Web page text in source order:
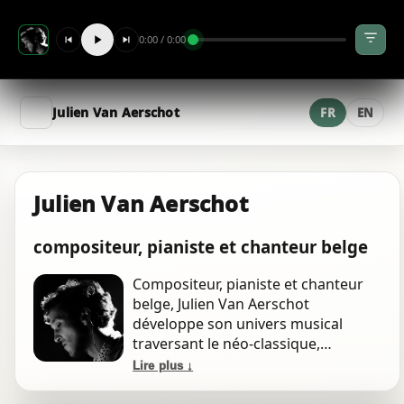
0:00 / 0:00
Sebastien
les choeurs brisés (strings)
chambers
An's fall
piano
misophone la pomme secondi piatti
soundtrack
salome virgil VXL master
Julien Van Aerschot FR EN
Julien Van Aerschot
compositeur, pianiste et chanteur belge
Compositeur, pianiste et chanteur
belge, Julien Van Aerschot
développe son univers musical
traversant le néo-classique,
l'électro-ambient et la pop, avec une
Lire plus ↓